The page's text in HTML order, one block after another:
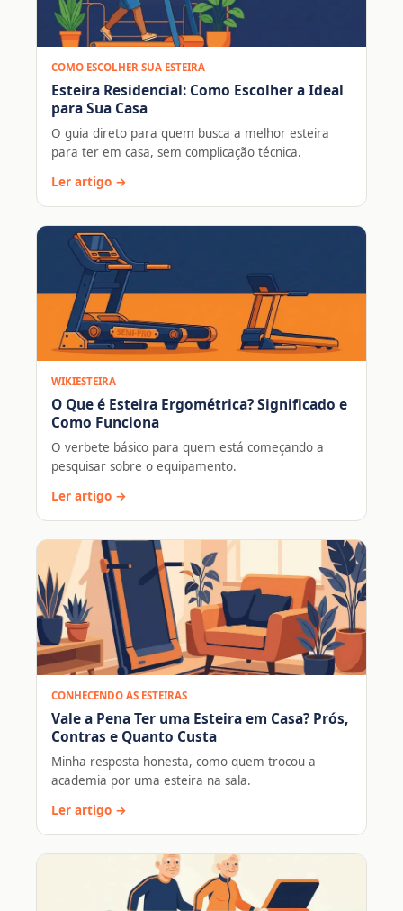
COMO ESCOLHER SUA ESTEIRA
Esteira Residencial: Como Escolher a Ideal
para Sua Casa
O guia direto para quem busca a melhor esteira
para ter em casa, sem complicação técnica.
Ler artigo →
WIKIESTEIRA
O Que é Esteira Ergométrica? Significado e
Como Funciona
O verbete básico para quem está começando a
pesquisar sobre o equipamento.
Ler artigo →
CONHECENDO AS ESTEIRAS
Vale a Pena Ter uma Esteira em Casa? Prós,
Contras e Quanto Custa
Minha resposta honesta, como quem trocou a
academia por uma esteira na sala.
Ler artigo →